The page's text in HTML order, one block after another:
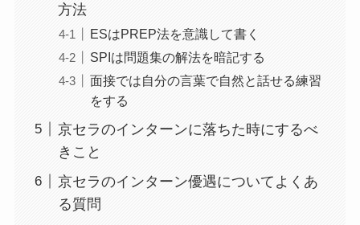
方法
ESはPREP法を意識して書く
SPIは問題集の解法を暗記する
面接では自分の言葉で自然と話せる練習
をする
京セラのインターンに落ちた時にするべ
きこと
京セラのインターン優遇についてよくあ
る質問